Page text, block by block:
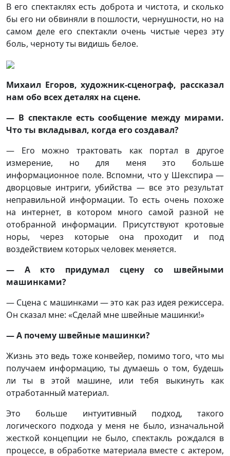
В его спектаклях есть доброта и чистота, и сколько
бы его ни обвиняли в пошлости, чернушности, но на
самом деле его спектакли очень чистые через эту
боль, черноту ты видишь белое.
Михаил Егоров, художник-сценограф, рассказал
нам обо всех деталях на сцене.
— В спектакле есть сообщение между мирами.
Что ты вкладывал, когда его создавал?
— Его можно трактовать как портал в другое
измерение, но для меня это больше
информационное поле. Вспомни, что у Шекспира —
дворцовые интриги, убийства — все это результат
неправильной информации. То есть очень похоже
на интернет, в котором много самой разной не
отобранной информации. Присутствуют кротовые
норы, через которые она проходит и под
воздействием которых человек меняется.
— А кто придумал сцену со швейными
машинками?
— Сцена с машинками — это как раз идея режиссера.
Он сказал мне: «Сделай мне швейные машинки!»
— А почему швейные машинки?
Жизнь это ведь тоже конвейер, помимо того, что мы
получаем информацию, ты думаешь о том, будешь
ли ты в этой машине, или тебя выкинуть как
отработанный материал.
Это больше интуитивный подход, такого
логического подхода у меня не было, изначальной
жесткой концепции не было, спектакль рождался в
процессе, в обработке материала вместе с актером,